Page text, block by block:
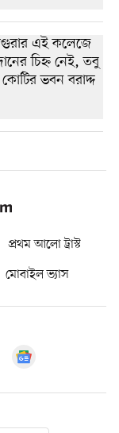
প্রথম আলো ট্রাস্ট
মোবাইল ভ্যাস